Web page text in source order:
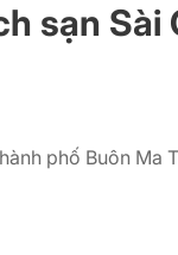
sạn Sài
phố Buôn Ma